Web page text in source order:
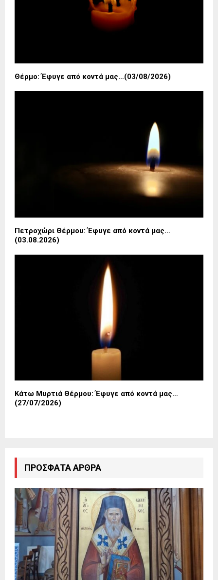
Θέρμο: Έφυγε από κοντά μας…(03/08/2026)
Πετροχώρι Θέρμου: Έφυγε από κοντά μας…
(03.08.2026)
Κάτω Μυρτιά Θέρμου: Έφυγε από κοντά μας…
(27/07/2026)
ΠΡΌΣΦΑΤΑ ΆΡΘΡΑ